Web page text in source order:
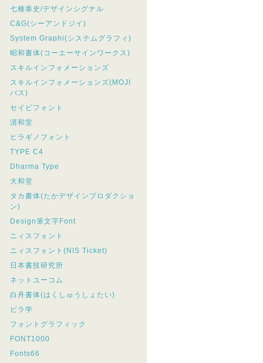
七種泰史/デザインシグナル
C&G(シーアンドジイ)
System Graphi(システムグラフィ)
昭和書体(コーエーサインワークス)
スキルインフォメーションズ
スキルインフォメーションズ(MOJI
パス)
セイビフォント
清和堂
ヒラギノフォント
TYPE C4
Dharma Type
大和堂
タカ書体(たかデザインプロダクショ
ン)
Design筆文字Font
ニィスフォント
ニィスフォント(NIS Ticket)
日本書技研究所
ネットユーコム
白舟書体(はくしゅうしょたい)
ビラ学
フォントグラフィック
FONT1000
Fonts66